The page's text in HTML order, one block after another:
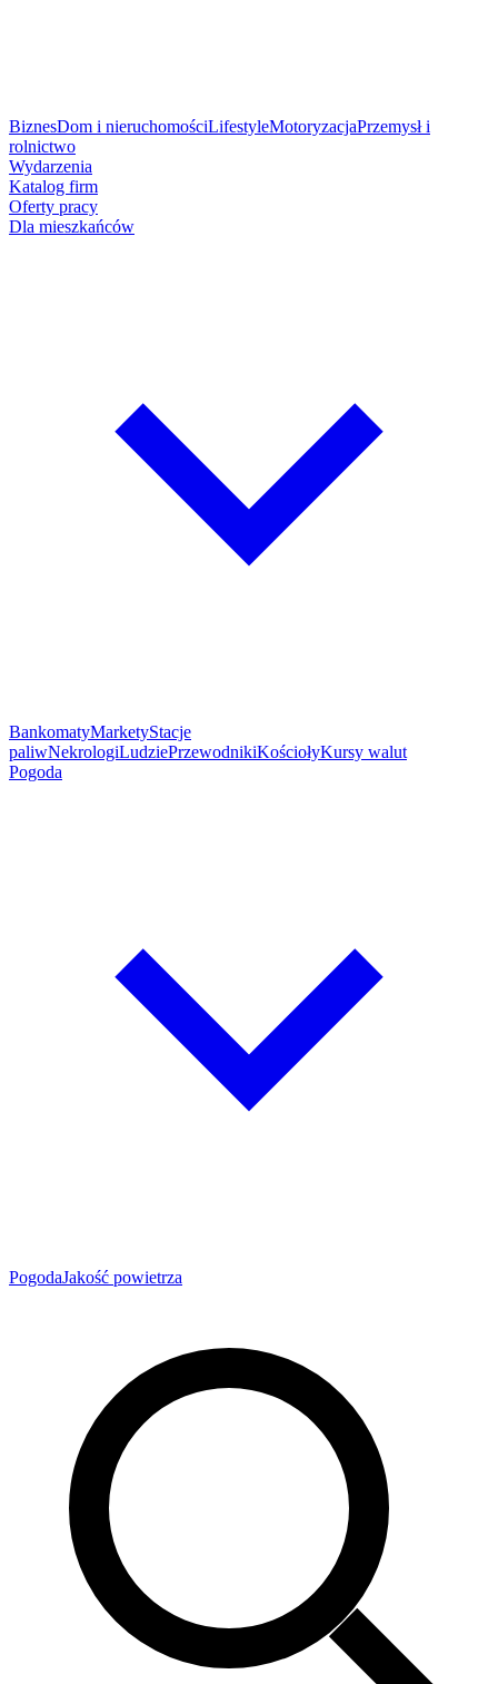
BiznesDom i nieruchomościLifestyleMotoryzacjaPrzemysł i
rolnictwo
Wydarzenia
Katalog firm
Oferty pracy
Dla mieszkańców
BankomatyMarketyStacje
paliwNekrologiLudziePrzewodnikiKościołyKursy walut
Pogoda
PogodaJakość powietrza